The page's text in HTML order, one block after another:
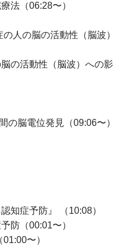
法（06:28〜）
人の脳の活動性（脳波）
の活動性（脳波）への影
の脳電位発見（09:06〜）
知症予防』 （10:08）
防（00:01〜）
〜）